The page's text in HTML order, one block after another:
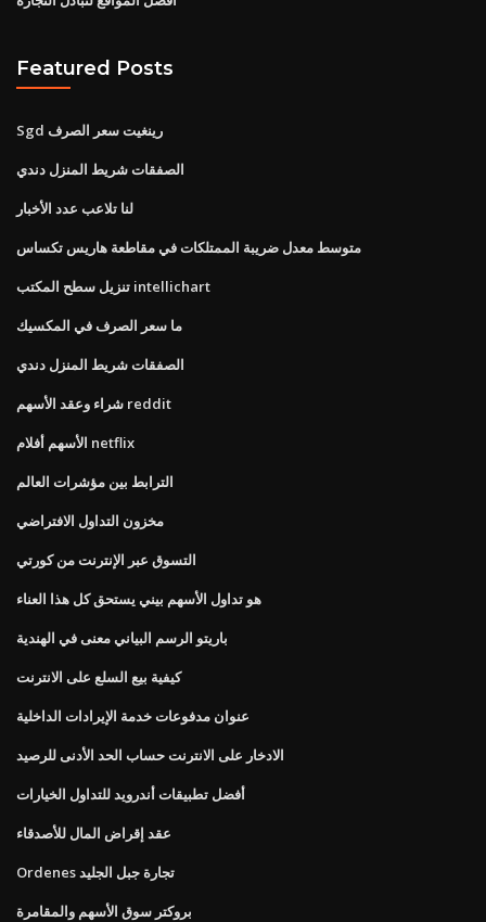
Featured Posts
Sgd رينغيت سعر الصرف
الصفقات شريط المنزل دندي
لنا تلاعب عدد الأخبار
متوسط ​​معدل ضريبة الممتلكات في مقاطعة هاريس تكساس
تنزيل سطح المكتب intellichart
ما سعر الصرف في المكسيك
الصفقات شريط المنزل دندي
شراء وعقد الأسهم reddit
الأسهم أفلام netflix
الترابط بين مؤشرات العالم
مخزون التداول الافتراضي
التسوق عبر الإنترنت من كورتي
هو تداول الأسهم بيني يستحق كل هذا العناء
باريتو الرسم البياني معنى في الهندية
كيفية بيع السلع على الانترنت
عنوان مدفوعات خدمة الإيرادات الداخلية
الادخار على الانترنت حساب الحد الأدنى للرصيد
أفضل تطبيقات أندرويد للتداول الخيارات
عقد إقراض المال للأصدقاء
Ordenes تجارة جبل الجليد
بروكتر سوق الأسهم والمقامرة